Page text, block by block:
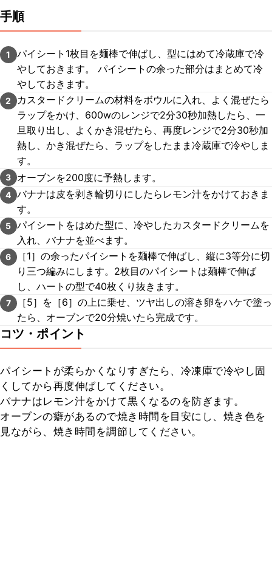
手順
1
パイシート1枚目を麺棒で伸ばし、型にはめて冷蔵庫で冷
やしておきます。 パイシートの余った部分はまとめて冷
やしておきます。
2
カスタードクリームの材料をボウルに入れ、よく混ぜたら
ラップをかけ、600wのレンジで2分30秒加熱したら、一
旦取り出し、よくかき混ぜたら、再度レンジで2分30秒加
熱し、かき混ぜたら、ラップをしたまま冷蔵庫で冷やしま
す。
3 オーブンを200度に予熱します。
4 バナナは皮を剥き輪切りにしたらレモン汁をかけておきま
す。
5 パイシートをはめた型に、冷やしたカスタードクリームを
入れ、バナナを並べます。
6
［1］の余ったパイシートを麺棒で伸ばし、縦に3等分に切
り三つ編みにします。2枚目のパイシートは麺棒で伸ば
し、ハートの型で40枚くり抜きます。
7
［5］を［6］の上に乗せ、ツヤ出しの溶き卵をハケで塗っ
たら、オーブンで20分焼いたら完成です。
コツ・ポイント
パイシートが柔らかくなりすぎたら、冷凍庫で冷やし固
くしてから再度伸ばしてください。
バナナはレモン汁をかけて黒くなるのを防ぎます。
オーブンの癖があるので焼き時間を目安にし、焼き色を
見ながら、焼き時間を調節してください。